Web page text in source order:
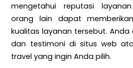
mengetahui reputasi
orang lain dapat
kualitas layanan tersebut.
dan testimoni di situs web
travel yang ingin Anda pilih.